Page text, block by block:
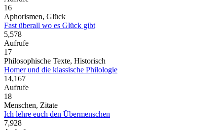
16
Aphorismen, Glück
Fast überall wo es Glück gibt
5,578
Aufrufe
17
Philosophische Texte, Historisch
Homer und die klassische Philologie
14,167
Aufrufe
18
Menschen, Zitate
Ich lehre euch den Übermenschen
7,928